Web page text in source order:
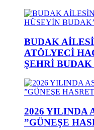
BUDAK
ATÖLYECİ
ŞEHRİ
2026 YILINDA
”GÜNEŞE